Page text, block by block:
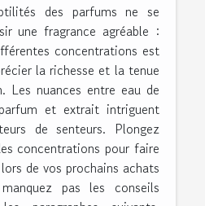
des parfums ne se
une fragrance agréable :
concentrations est
la richesse et la tenue
Les nuances entre eau de
et extrait intriguent
de senteurs. Plongez
concentrations pour faire
de vos prochains achats
pas les conseils